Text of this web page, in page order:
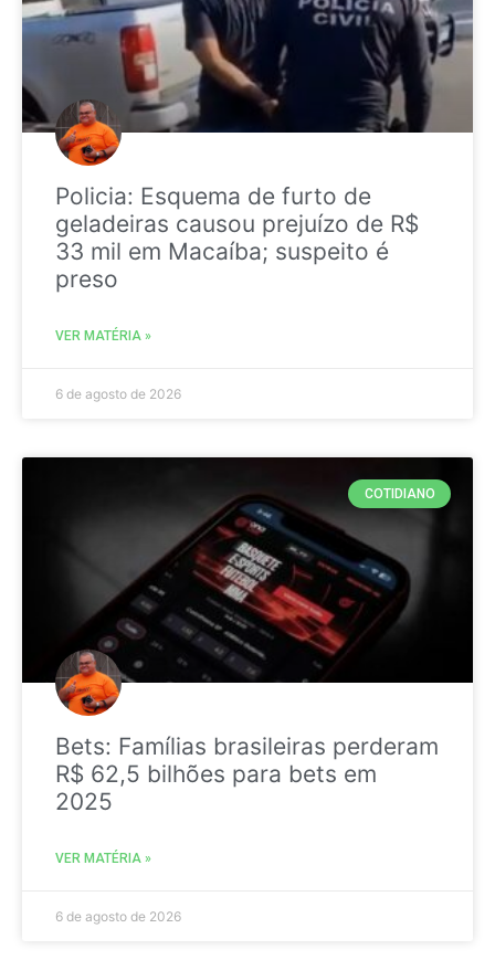
Policia: Esquema de furto de
geladeiras causou prejuízo de R$
33 mil em Macaíba; suspeito é
preso
VER MATÉRIA »
6 de agosto de 2026
COTIDIANO
Bets: Famílias brasileiras perderam
R$ 62,5 bilhões para bets em
2025
VER MATÉRIA »
6 de agosto de 2026